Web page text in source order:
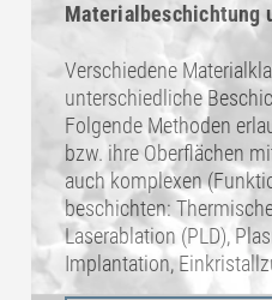
Materialbeschichtung
Verschiedene
unterschiedliche
Folgende Methoden
bzw. ihre Oberflächen
auch komplexen
beschichten:
Laserablation (PLD),
Implantation,